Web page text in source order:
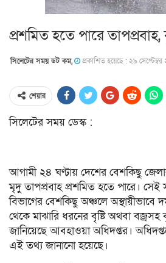
প্রশমিত হতে পারে তাপপ্রবাহ,
সিলেটের সময় ডট কম, প্রকাশিত হয়েছে : ২৯
শেয়ার
সিলেটের সময় ডেস্ক :
আগামী ২৪ ঘণ্টায় দেশের বেশকিছু
মৃদু তাপপ্রবাহ প্রশমিত হতে পারে।
বিভাগের বেশকিছু অঞ্চলে অস্থায়ীভাবে
থেকে মাঝারি ধরনের বৃষ্টি অথবা বজ্রসহ
জানিয়েছে আবহাওয়া অধিদপ্তর।
এই তথ্য জানানো হয়েছে।